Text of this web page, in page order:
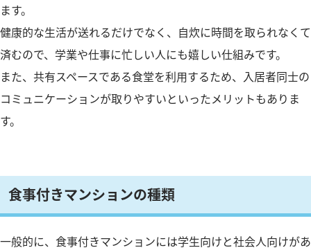
ます。
健康的な生活が送れるだけでなく、自炊に時間を取られなくて
済むので、学業や仕事に忙しい人にも嬉しい仕組みです。
また、共有スペースである食堂を利用するため、入居者同士の
コミュニケーションが取りやすいといったメリットもありま
す。
食事付きマンションの種類
一般的に、食事付きマンションには学生向けと社会人向けがあ